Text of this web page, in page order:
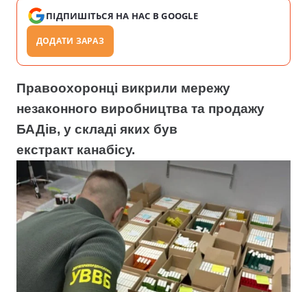
ПІДПИШІТЬСЯ НА НАС В GOOGLE
ДОДАТИ ЗАРАЗ
Правоохоронці викрили мережу
незаконного виробництва та продажу
БАДів, у складі яких був
екстракт канабісу.